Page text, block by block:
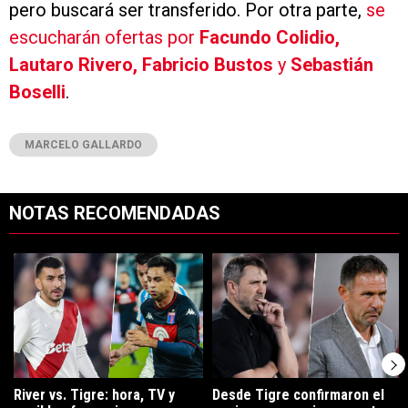
pero buscará ser transferido. Por otra parte, se
escucharán ofertas por Facundo Colidio,
Lautaro Rivero, Fabricio Bustos y Sebastián
Boselli.
MARCELO GALLARDO
NOTAS RECOMENDADAS
Un artículo de tendencia con el título "River vs. Tigre: hora, TV y
River vs. Tigre: hora, TV y
Un artículo de tendencia con el
Desde Tigre confirmaron el